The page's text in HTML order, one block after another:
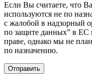
Если Вы считаете, что
используются не по
с жалобой в надзорный
по защите данных” в ЕС
праве, однако мы не
по назначению.
Отправить